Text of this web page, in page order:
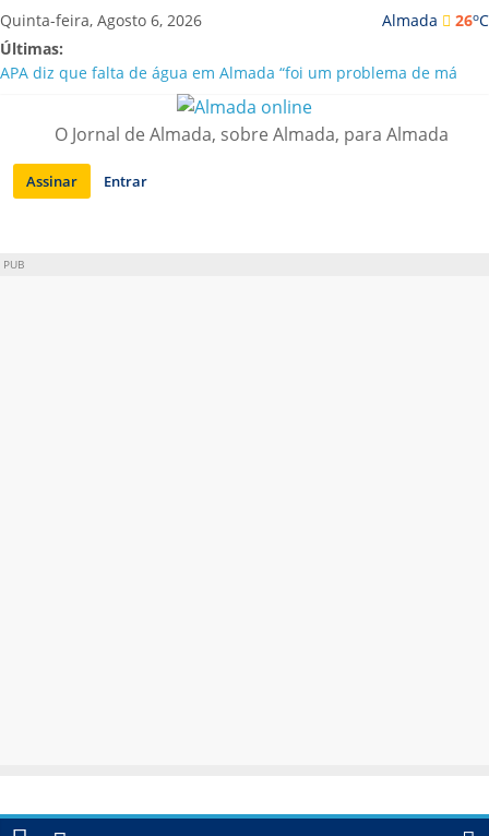
Saltar
para
conteúdo
Almada 26oC
Quinta-feira, Agosto 6, 2026
Últimas:
APA diz que falta de água em Almada “foi um problema de má
Laranjeiro | Cultura pop asiática invade a Casa Amarela
Ponte 25 de Abril celebra 60 anos com programa cultural entre
Lisboa e Almada
Situação de alerta em Almada renovada até final de Agosto
O Jornal de Almada, sobre Almada, para Almada
Assinar Entrar
PUB